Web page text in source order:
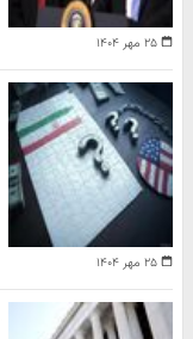
۲۵ مهر ۱۴۰۴
۲۵ مهر ۱۴۰۴